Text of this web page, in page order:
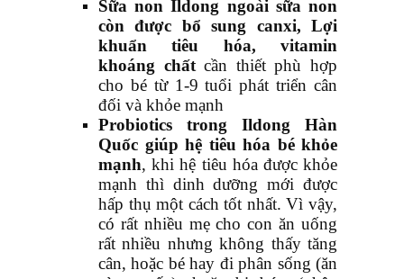
Sữa non Ildong ngoài sữa non
còn được bổ sung canxi, Lợi
khuẩn tiêu hóa, vitamin
khoáng chấtcần thiết phù hợp
cho bé từ 1-9 tuổi phát triển cân
đối và khỏe mạnh
Probiotics trong Ildong Hàn
Quốc giúp hệ tiêu hóa bé khỏe
mạnh, khi hệ tiêu hóa được khỏe
mạnh thì dinh dưỡng mới được
hấp thụ một cách tốt nhất. Vì vậy,
có rất nhiều mẹ cho con ăn uống
rất nhiều nhưng không thấy tăng
cân, hoặc bé hay đi phân sống (ăn